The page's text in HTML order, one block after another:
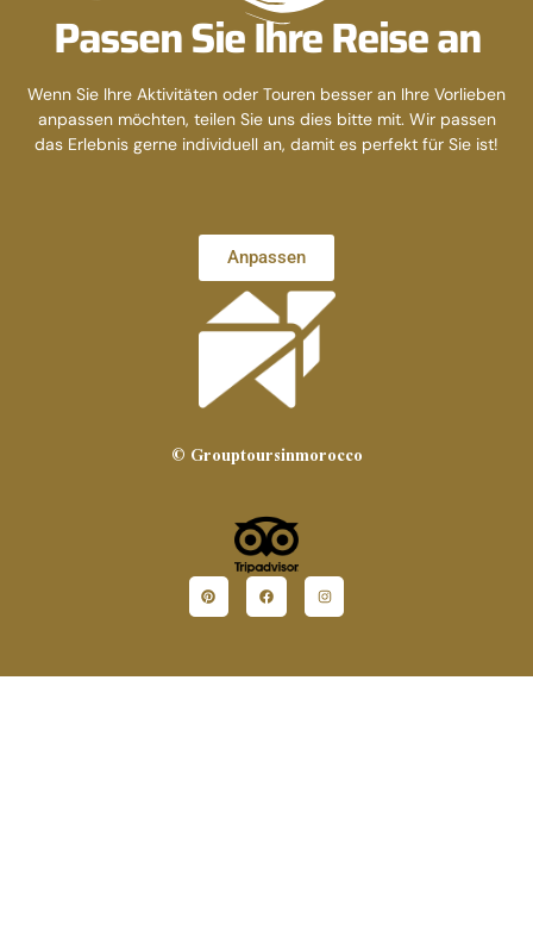
Passen Sie Ihre Reise an
Wenn Sie Ihre Aktivitäten oder Touren besser an Ihre Vorlieben
anpassen möchten, teilen Sie uns dies bitte mit. Wir passen
das Erlebnis gerne individuell an, damit es perfekt für Sie ist!
Anpassen
© Grouptoursinmorocco